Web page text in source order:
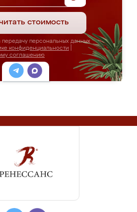
стоимость
персональных данных
конфиденциальности
соглашению